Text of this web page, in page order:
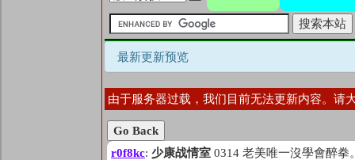
最新更新预览
由于服务器过载，我们目前无法更新内容。请
Go Back
r0f8kc: 少康战情室 0314 老美唯一沒學會醉拳